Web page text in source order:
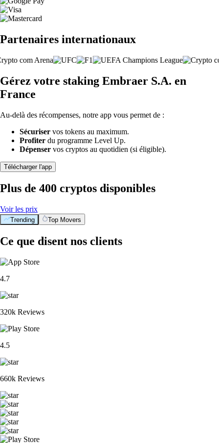
Partenaires internationaux
Gérez votre staking Embraer S.A. en
France
Au-delà des récompenses, notre app vous permet de :
Sécuriser vos tokens au maximum.
Profiter du programme Level Up.
Dépenser vos cryptos au quotidien (si éligible).
Télécharger l'app
Plus de 400 cryptos disponibles
Voir les prix
Trending Top Movers
Ce que disent nos clients
4.7
320k Reviews
4.5
660k Reviews